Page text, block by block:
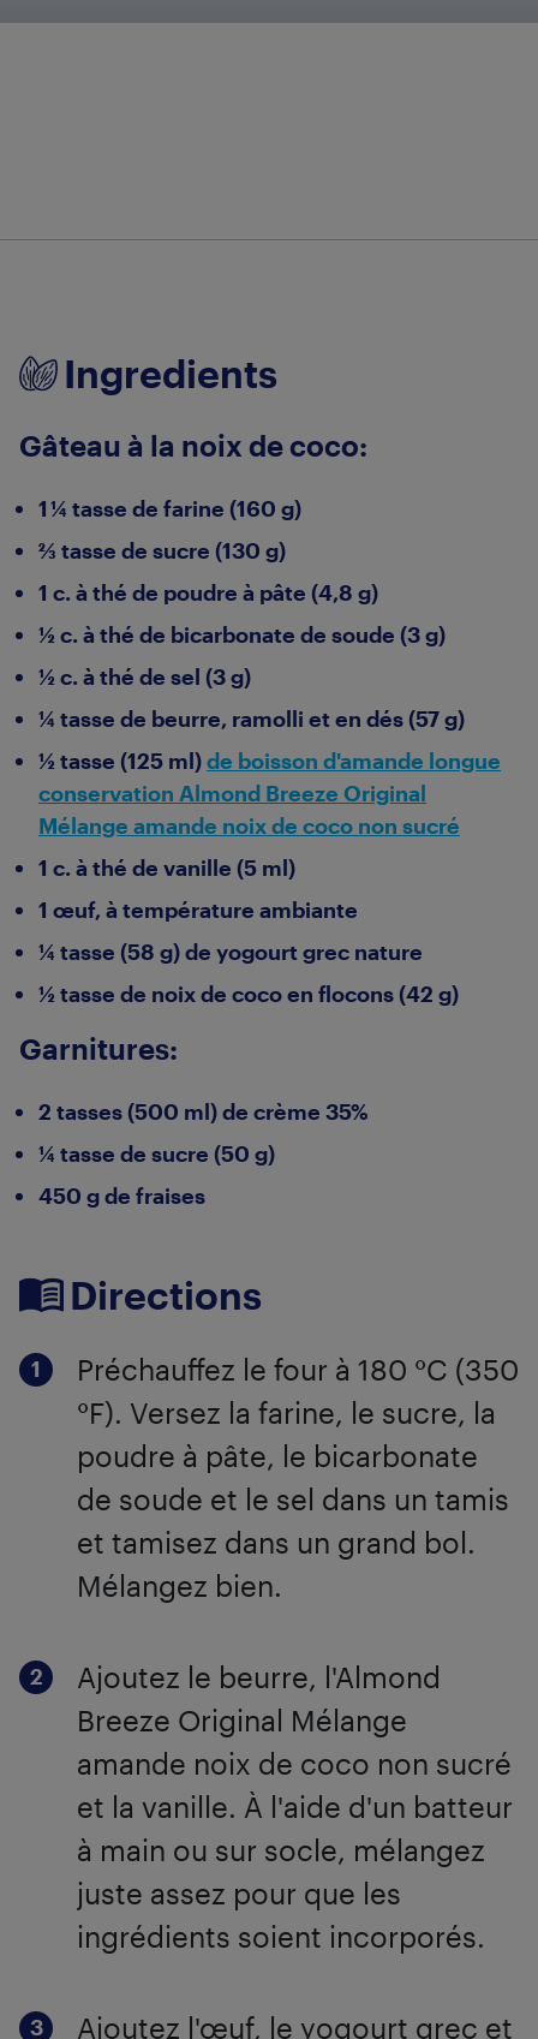
Ingredients
Gâteau à la noix de coco:
1 ¼ tasse de farine (160 g)
⅔ tasse de sucre (130 g)
1 c. à thé de poudre à pâte (4,8 g)
½ c. à thé de bicarbonate de soude (3 g)
½ c. à thé de sel (3 g)
¼ tasse de beurre, ramolli et en dés (57 g)
½ tasse (125 ml)de boisson d'amande longue
conservation Almond Breeze Original
Mélange amande noix de coco non sucré
1 c. à thé de vanille (5 ml)
1 œuf, à température ambiante
¼ tasse (58 g) de yogourt grec nature
½ tasse de noix de coco en flocons (42 g)
Garnitures:
2 tasses (500 ml) de crème 35%
¼ tasse de sucre (50 g)
450 g de fraises
Directions
Préchauffez le four à 180 °C (350
°F). Versez la farine, le sucre, la
poudre à pâte, le bicarbonate
de soude et le sel dans un tamis
et tamisez dans un grand bol.
Mélangez bien.
Ajoutez le beurre, l'Almond
Breeze Original Mélange
amande noix de coco non sucré
et la vanille. À l'aide d'un batteur
à main ou sur socle, mélangez
juste assez pour que les
ingrédients soient incorporés.
Ajoutez l'œuf, le yogourt grec et